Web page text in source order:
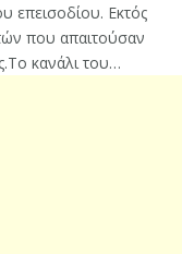
επεισοδίου. Εκτός
που απαιτούσαν
κανάλι του…